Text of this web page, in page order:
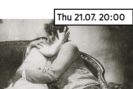
Thu 21.07. 20:00